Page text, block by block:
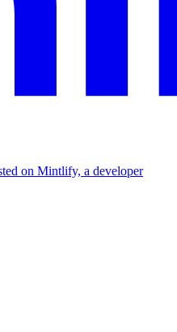
on Mintlify, a developer